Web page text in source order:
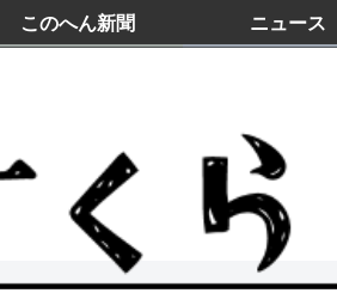
このへん新聞 ニュース